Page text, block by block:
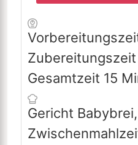
Zubereitungszeit
Gesamtzeit 15
Gericht